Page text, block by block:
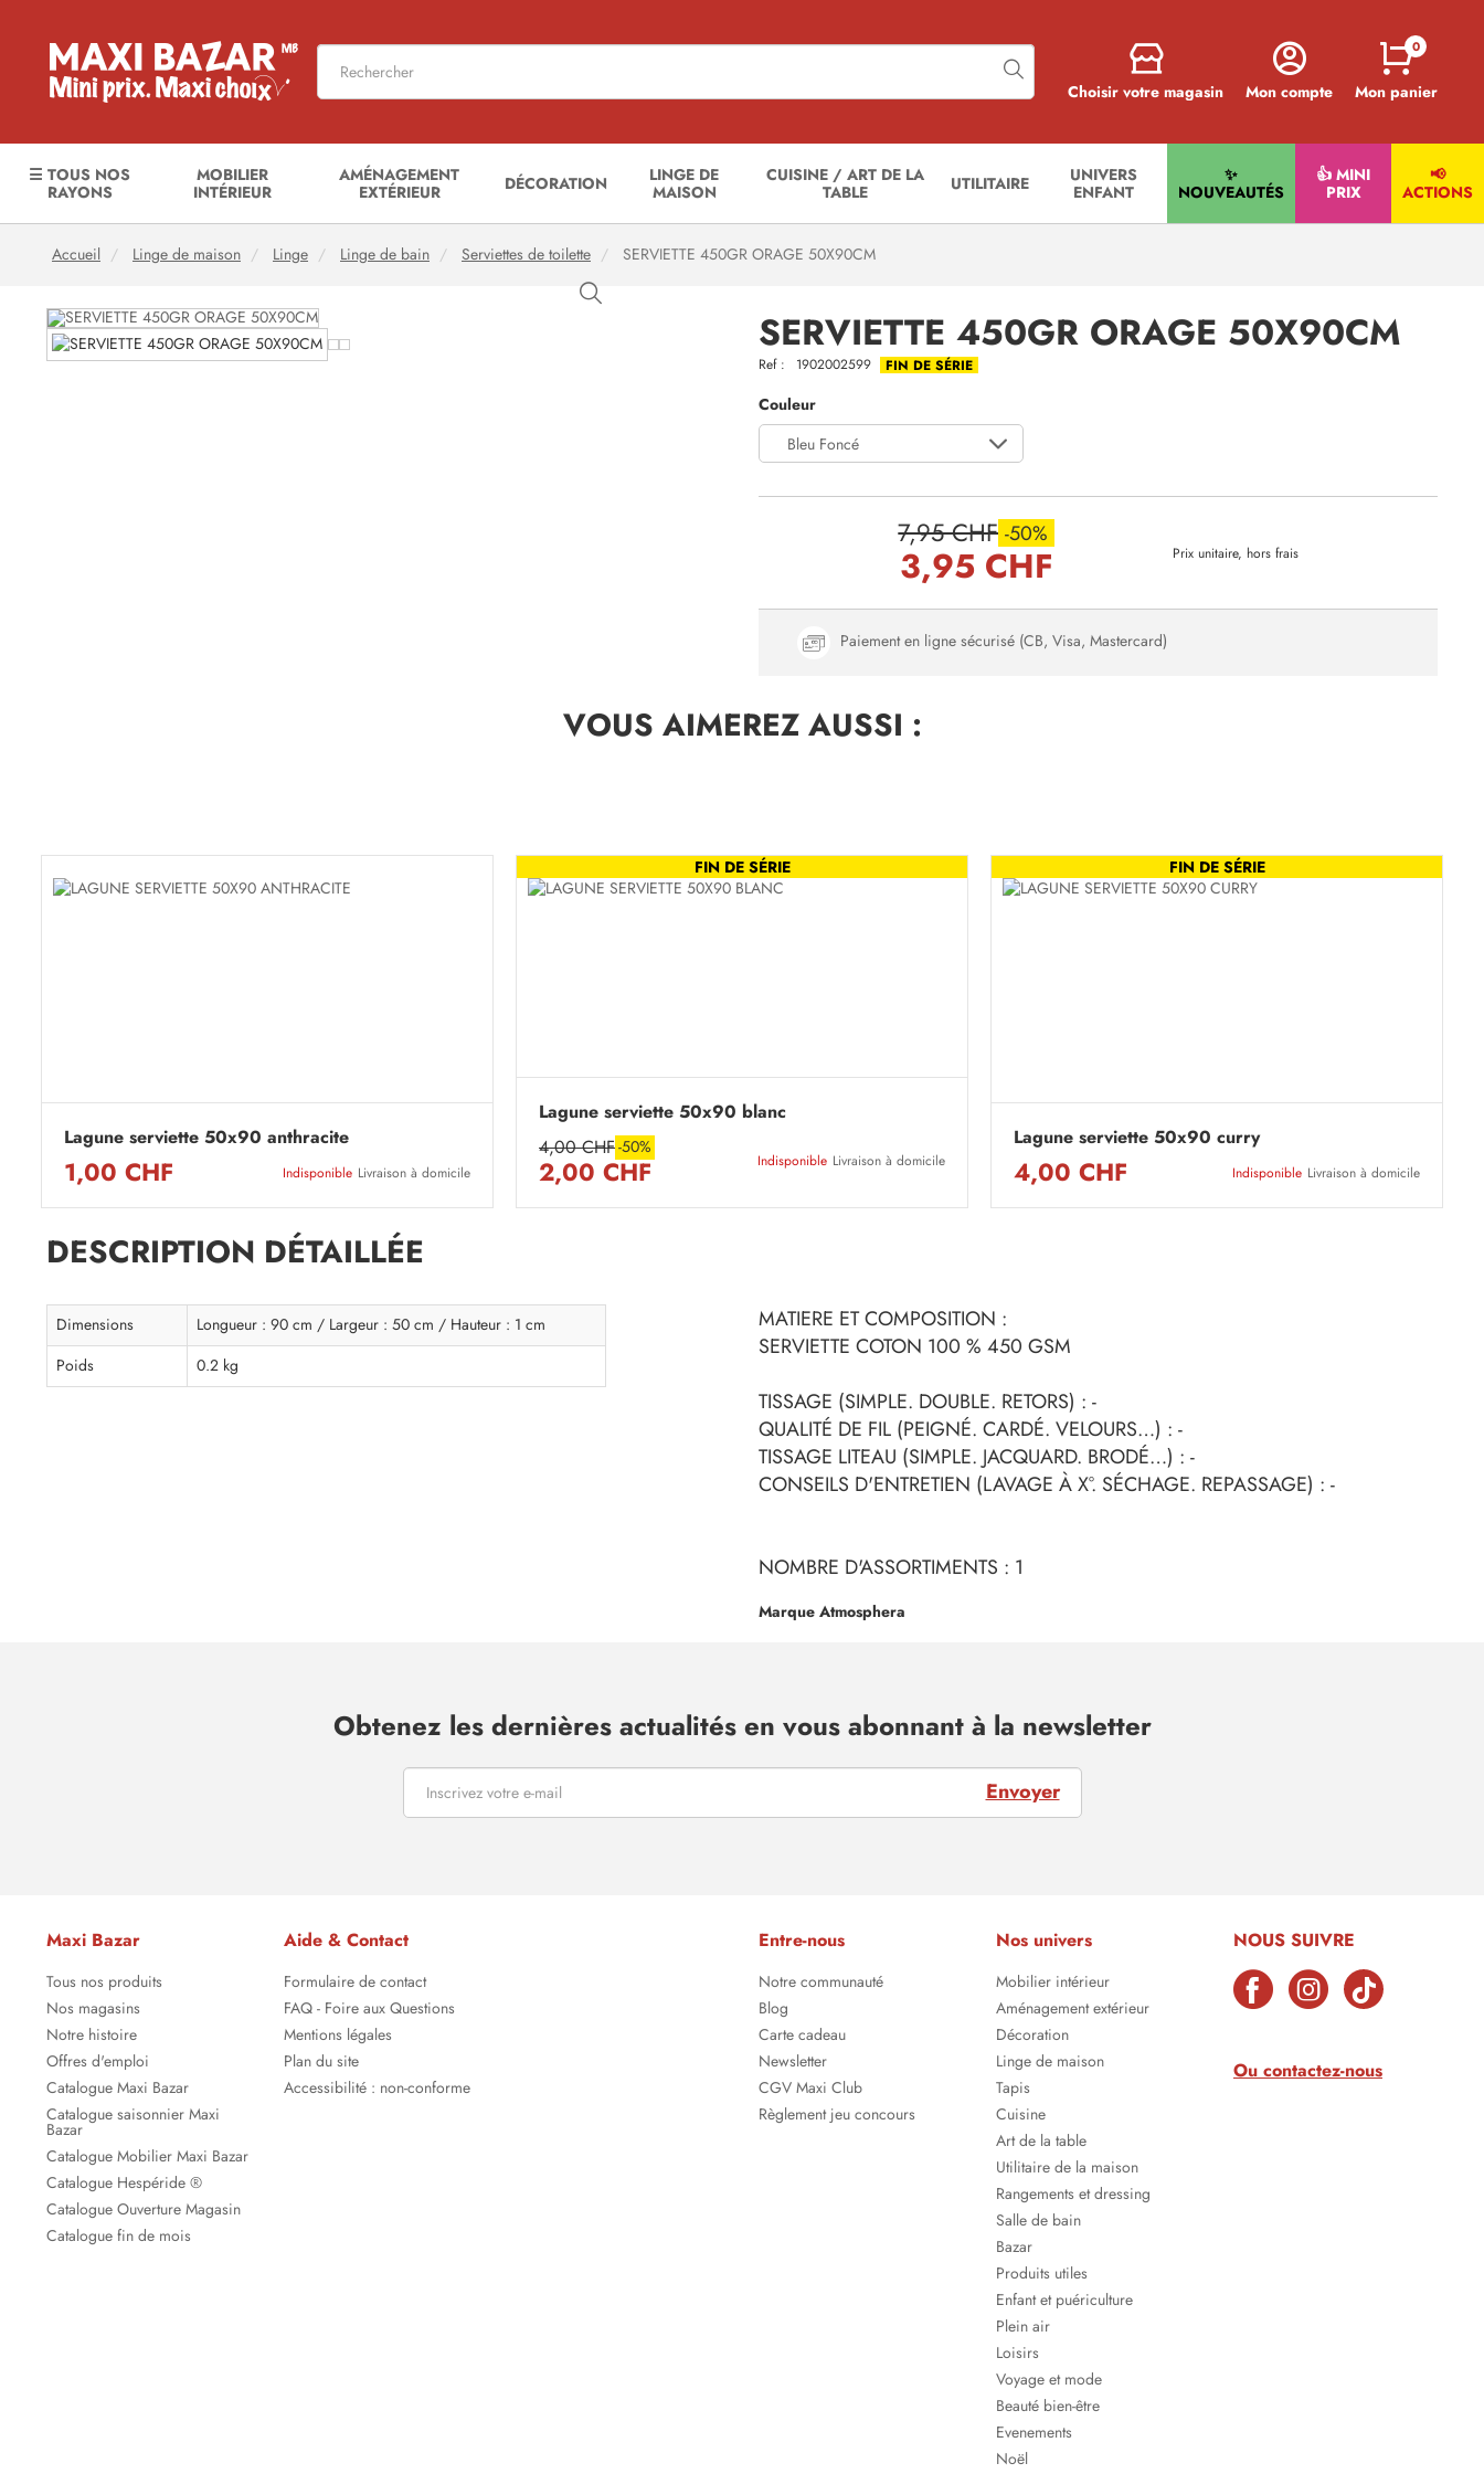
Choisir votre magasin Mon compte Mon panier
0
☰ TOUS NOS
RAYONS
MOBILIER
INTÉRIEUR
AMÉNAGEMENT
EXTÉRIEUR
DÉCORATION
LINGE DE
MAISON
CUISINE / ART DE LA
TABLE
UTILITAIRE
UNIVERS
ENFANT
✨
NOUVEAUTÉS
👍 MINI
PRIX
📢
ACTIONS
Accueil Linge de maison Linge Linge de bain Serviettes de toilette SERVIETTE 450GR ORAGE 50X90CM
SERVIETTE 450GR ORAGE 50X90CM
Ref : 1902002599 FIN DE SÉRIE
Couleur
Bleu Foncé
7,95 CHF -50%
3,95 CHF Prix unitaire, hors frais
Paiement en ligne sécurisé (CB, Visa, Mastercard)
VOUS AIMEREZAUSSI :
Lagune serviette 50x90 anthracite
1,00 CHF Indisponible Livraison à domicile
FIN DE SÉRIE
Lagune serviette 50x90 blanc
4,00 CHF-50%
2,00 CHF Indisponible Livraison à domicile
FIN DE SÉRIE
Lagune serviette 50x90 curry
4,00 CHF Indisponible Livraison à domicile
DESCRIPTION DÉTAILLÉE
Dimensions
Longueur : 90 cm / Largeur : 50 cm / Hauteur : 1 cm
Poids
0.2 kg
MATIERE ET COMPOSITION :
SERVIETTE COTON 100 % 450 GSM
TISSAGE (SIMPLE. DOUBLE. RETORS) : -
QUALITÉ DE FIL (PEIGNÉ. CARDÉ. VELOURS…) : -
TISSAGE LITEAU (SIMPLE. JACQUARD. BRODÉ…) : -
CONSEILS D'ENTRETIEN (LAVAGE À X°. SÉCHAGE. REPASSAGE) : -
NOMBRE D'ASSORTIMENTS : 1
Marque Atmosphera
Obtenez les dernières actualités en vous abonnant à la newsletter
Envoyer
Maxi Bazar
Tous nos produits
Nos magasins
Notre histoire
Offres d'emploi
Catalogue Maxi Bazar
Catalogue saisonnier Maxi
Bazar
Catalogue Mobilier Maxi Bazar
Catalogue Hespéride ®
Catalogue Ouverture Magasin
Catalogue fin de mois
Aide & Contact
Formulaire de contact
FAQ - Foire aux Questions
Mentions légales
Plan du site
Accessibilité : non-conforme
Entre-nous
Notre communauté
Blog
Carte cadeau
Newsletter
CGV Maxi Club
Règlement jeu concours
Nos univers
Mobilier intérieur
Aménagement extérieur
Décoration
Linge de maison
Tapis
Cuisine
Art de la table
Utilitaire de la maison
Rangements et dressing
Salle de bain
Bazar
Produits utiles
Enfant et puériculture
Plein air
Loisirs
Voyage et mode
Beauté bien-être
Evenements
Noël
NOUS SUIVRE
Ou contactez-nous